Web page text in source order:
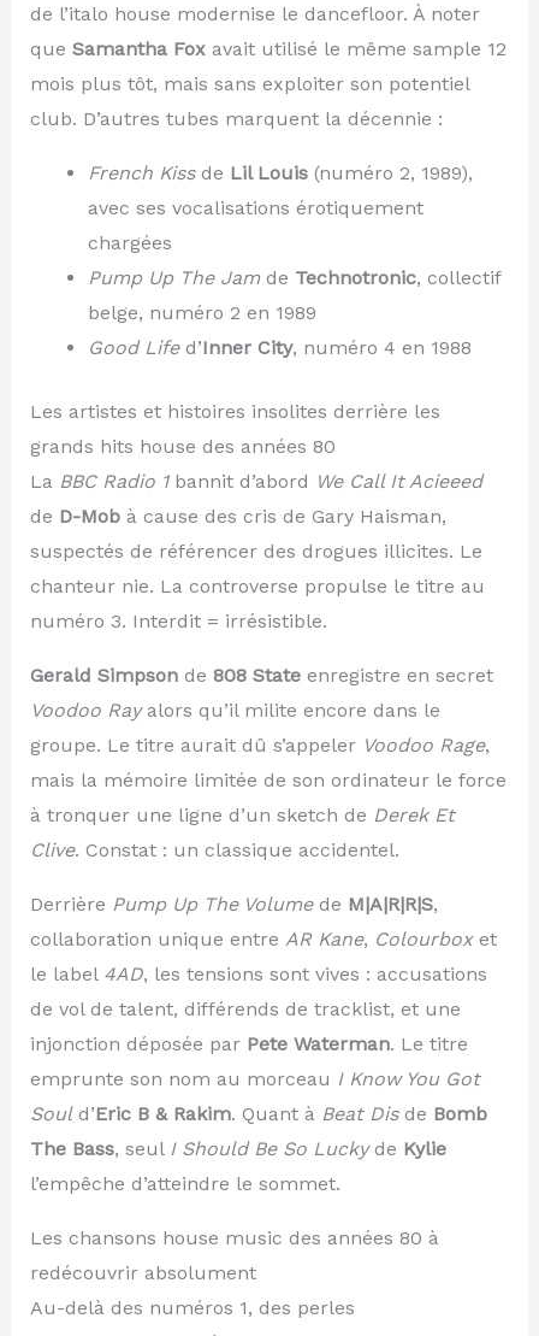
de l’italo house modernise le dancefloor. À noter
que Samantha Foxavait utilisé le même sample 12
mois plus tôt, mais sans exploiter son potentiel
club. D’autres tubes marquent la décennie :
French Kissde Lil Louis(numéro 2, 1989),
avec ses vocalisations érotiquement
chargées
Pump Up The Jamde Technotronic, collectif
belge, numéro 2 en 1989
Good Lifed’Inner City, numéro 4 en 1988
Les artistes et histoires insolites derrière les
grands hits house des années 80
La BBC Radio 1bannit d’abord We Call It Acieeed
de D-Mobà cause des cris de Gary Haisman,
suspectés de référencer des drogues illicites. Le
chanteur nie. La controverse propulse le titre au
numéro 3. Interdit = irrésistible.
Gerald Simpsonde 808 Stateenregistre en secret
Voodoo Rayalors qu’il milite encore dans le
groupe. Le titre aurait dû s’appeler Voodoo Rage,
mais la mémoire limitée de son ordinateur le force
à tronquer une ligne d’un sketch de Derek Et
Clive. Constat : un classique accidentel.
Derrière Pump Up The Volumede M|A|R|R|S,
collaboration unique entre AR Kane, Colourboxet
le label 4AD, les tensions sont vives : accusations
de vol de talent, différends de tracklist, et une
injonction déposée par Pete Waterman. Le titre
emprunte son nom au morceau I Know You Got
Sould’Eric B & Rakim. Quant à Beat Disde Bomb
The Bass, seul I Should Be So Luckyde Kylie
l’empêche d’atteindre le sommet.
Les chansons house music des années 80 à
redécouvrir absolument
Au-delà des numéros 1, des perles